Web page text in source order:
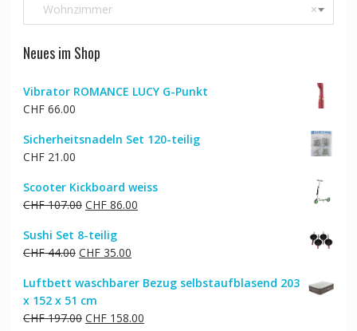
×
Wohnzimmer
Neues im Shop
Vibrator ROMANCE LUCY G-Punkt
CHF66.00
Sicherheitsnadeln Set 120-teilig
CHF21.00
Scooter Kickboard weiss
CHF107.00 Ursprünglicher
war:
CHF 107.00
CHF86.00Aktueller
Sushi Set 8-teilig
CHF44.00 Ursprünglicher
war:
CHF 44.00
CHF35.00Aktueller
ist:
Luftbett waschbarer Bezug selbstaufblasend 203
x 152 x 51 cm
CHF197.00 Ursprünglicher
CHF158.00Aktueller